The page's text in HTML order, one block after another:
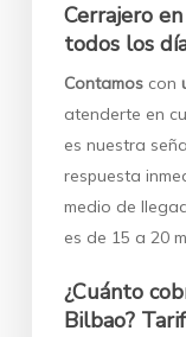
Cerrajero
todos los
Contamoscon
atenderte en
es nuestra
respuesta
medio de
es de 15 a 20
¿Cuánto
Bilbao?